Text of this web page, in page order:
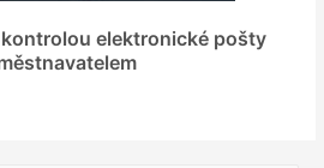
kontrolou elektronické pošty